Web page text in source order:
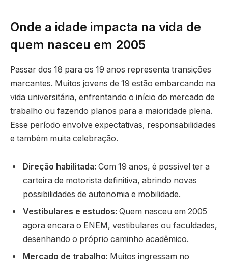
Onde a idade impacta na vida de
quem nasceu em 2005
Passar dos 18 para os 19 anos representa transições
marcantes. Muitos jovens de 19 estão embarcando na
vida universitária, enfrentando o início do mercado de
trabalho ou fazendo planos para a maioridade plena.
Esse período envolve expectativas, responsabilidades
e também muita celebração.
Direção habilitada: Com 19 anos, é possível ter a
carteira de motorista definitiva, abrindo novas
possibilidades de autonomia e mobilidade.
Vestibulares e estudos: Quem nasceu em 2005
agora encara o ENEM, vestibulares ou faculdades,
desenhando o próprio caminho acadêmico.
Mercado de trabalho: Muitos ingressam no